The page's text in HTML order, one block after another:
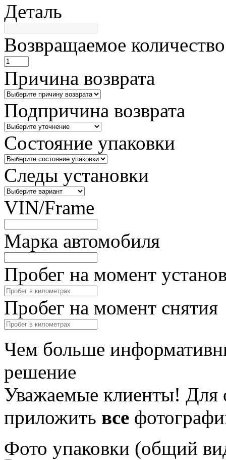
Деталь
Возвращаемое количество
Причина возврата
Подпричина возврата
Состояние упаковки
Следы установки
VIN/Frame
Марка автомобиля
Пробег на момент
Пробег на момент снятия
Чем больше
решение
Уважаемые клиенты! Для
приложить все
Фото упаковки (общий